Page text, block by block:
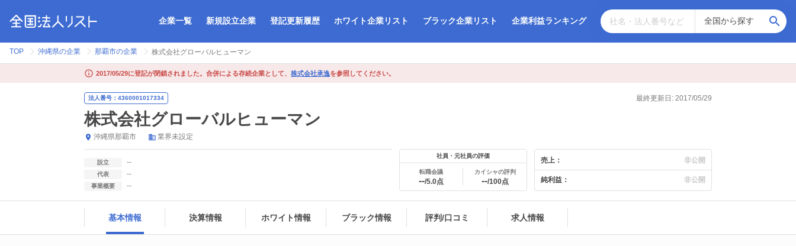
企業一覧 新規設立企業 登記更新履歴 ホワイト企業リスト ブラック企業リスト 企業利益ランキング
TOP 沖縄県の企業 那覇市の企業 株式会社グローバルヒューマン
2017/05/29に登記が閉鎖されました。合併による存続企業として、 株式会社承逸を参照してください。
法人番号：4360001017334 最終更新日: 2017/05/29
株式会社グローバルヒューマン
沖縄県那覇市 業界未設定
設立 --
代表 --
事業概要 --
社員・元社員の評価
転職会議
--/5.0点
カイシャの評判
--/100点
売上： 非公開
純利益： 非公開
基本情報 決算情報 ホワイト情報 ブラック情報 評判/口コミ 求人情報